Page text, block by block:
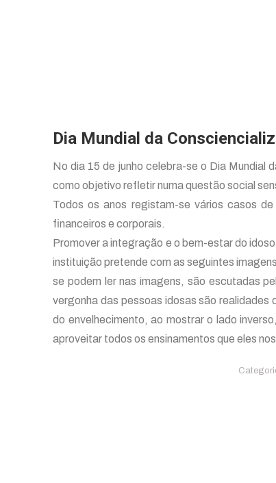
Dia Mundial da
No dia 15 de junho celebra-se o Dia Mundial
como objetivo refletir numa questão social
Todos os anos registam-se vários casos
financeiros e corporais.
Promover a integração e o bem-estar do
instituição pretende com as seguintes
se podem ler nas imagens, são escutadas
vergonha das pessoas idosas são
do envelhecimento, ao mostrar o lado
aproveitar todos os ensinamentos que eles